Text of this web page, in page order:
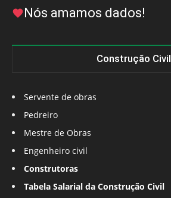
Nós amamos dados!
Construção Civil
Servente de obras
Pedreiro
Mestre de Obras
Engenheiro civil
Construtoras
Tabela Salarial da Construção Civil